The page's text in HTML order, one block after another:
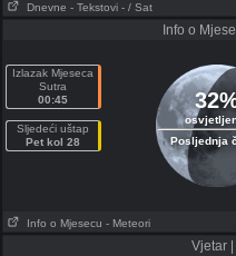
Dnevne - Tekstovi - / Sat
Info o
Izlazak Mjeseca
Sutra
00:45
Sljedeći uštap
Pet kol 28
Posljednja
Info o Mjesecu - Meteori
Vjetar